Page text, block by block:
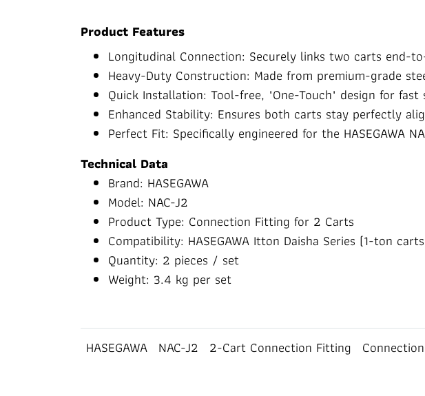
Product Features
Longitudinal Connection: Securely links two carts end-
Heavy-Duty Construction: Made from premium-grade
Quick Installation: Tool-free, "One-Touch" design for
Enhanced Stability: Ensures both carts stay perfectly
Perfect Fit: Specifically engineered for the HASEGAWA
Technical Data
Brand: HASEGAWA
Model: NAC-J2
Product Type: Connection Fitting for 2 Carts
Compatibility: HASEGAWA Itton Daisha Series (1-ton
Quantity: 2 pieces / set
Weight: 3.4 kg per set
HASEGAWA NAC-J2 2-Cart Connection Fitting